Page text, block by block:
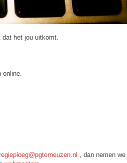
het jou uitkomt.
, dan nemen we